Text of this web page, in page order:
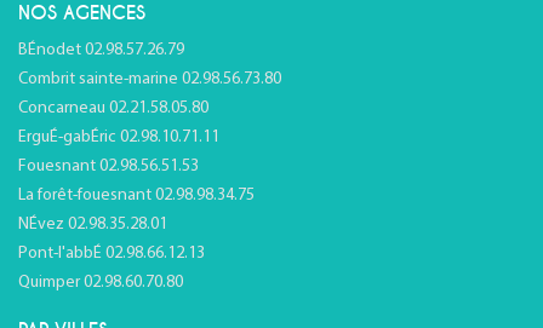
NOS AGENCES
BÉnodet 02.98.57.26.79
Combrit sainte-marine 02.98.56.73.80
Concarneau 02.21.58.05.80
ErguÉ-gabÉric 02.98.10.71.11
Fouesnant 02.98.56.51.53
La forêt-fouesnant 02.98.98.34.75
NÉvez 02.98.35.28.01
Pont-l'abbÉ 02.98.66.12.13
Quimper 02.98.60.70.80